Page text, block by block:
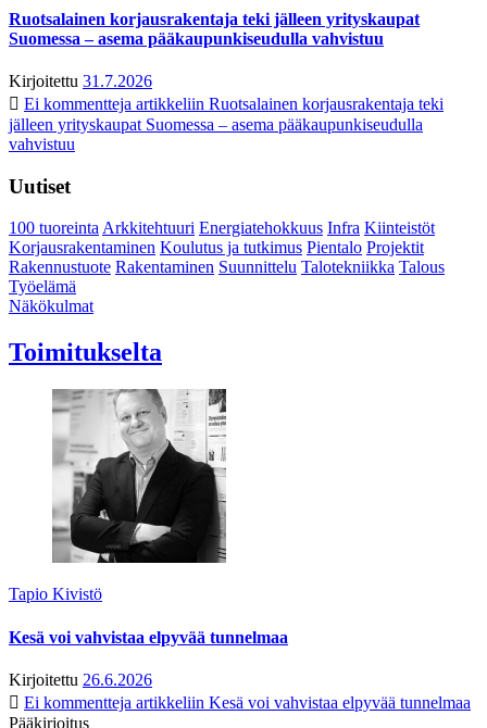
Ruotsalainen korjausrakentaja teki jälleen yrityskaupat
Suomessa – asema pääkaupunkiseudulla vahvistuu
Kirjoitettu 31.7.2026
Ei kommentteja artikkeliin Ruotsalainen korjausrakentaja teki
jälleen yrityskaupat Suomessa – asema pääkaupunkiseudulla
vahvistuu
Uutiset
100 tuoreintaArkkitehtuuri Energiatehokkuus Infra Kiinteistöt
Korjausrakentaminen Koulutus ja tutkimus Pientalo Projektit
Rakennustuote Rakentaminen Suunnittelu Talotekniikka Talous
Työelämä
Näkökulmat
Toimitukselta
Tapio Kivistö
Kesä voi vahvistaa elpyvää tunnelmaa
Kirjoitettu 26.6.2026
Ei kommentteja artikkeliin Kesä voi vahvistaa elpyvää tunnelmaa
Pääkirjoitus